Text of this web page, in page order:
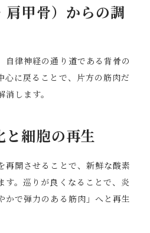
甲骨）からの調
自律神経の通り道である背骨の
心に戻ることで、片方の筋肉だ
します。
細胞の再生
再開させることで、新鮮な酸素
す。巡りが良くなることで、炎
かで弾力のある筋肉」へと再生